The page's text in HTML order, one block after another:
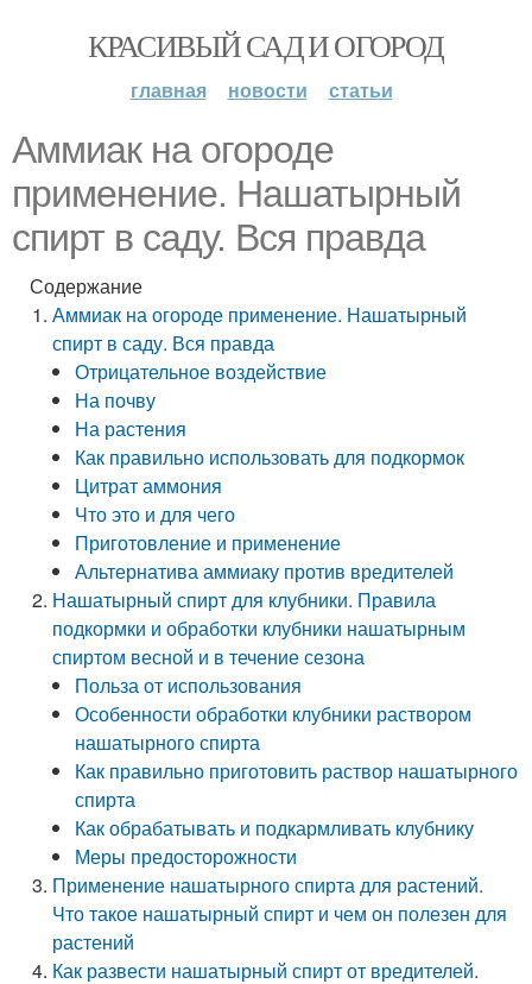
КРАСИВЫЙ САД И ОГОРОД
главная новости статьи
Аммиак на огороде
применение. Нашатырный
спирт в саду. Вся правда
Содержание
Аммиак на огороде применение. Нашатырный
спирт в саду. Вся правда
Отрицательное воздействие
На почву
На растения
Как правильно использовать для подкормок
Цитрат аммония
Что это и для чего
Приготовление и применение
Альтернатива аммиаку против вредителей
Нашатырный спирт для клубники. Правила
подкормки и обработки клубники нашатырным
спиртом весной и в течение сезона
Польза от использования
Особенности обработки клубники раствором
нашатырного спирта
Как правильно приготовить раствор нашатырного
спирта
Как обрабатывать и подкармливать клубнику
Меры предосторожности
Применение нашатырного спирта для растений.
Что такое нашатырный спирт и чем он полезен для
растений
Как развести нашатырный спирт от вредителей.